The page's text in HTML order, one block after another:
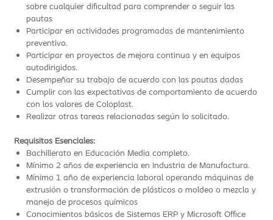
sobre cualquier dificultad para comprender o seguir las
pautas
Participar en actividades programadas de mantenimiento
preventivo.
Participar en proyectos de mejora continua y en equipos
autodirigidos.
Desempeñar su trabajo de acuerdo con las pautas dadas
Cumplir con las expectativas de comportamiento de acuerdo
con los valores de Coloplast.
Realizar otras tareas relacionadas según lo solicitado.
Requisitos Esenciales:
Bachillerato en Educación Media completo.
Mínimo 2 años de experiencia en Industria de Manufactura.
Mínimo 1 año de experiencia laboral operando máquinas de
extrusión o transformación de plásticos o moldeo o mezcla y
manejo de procesos químicos
Conocimientos básicos de Sistemas ERP y Microsoft Office